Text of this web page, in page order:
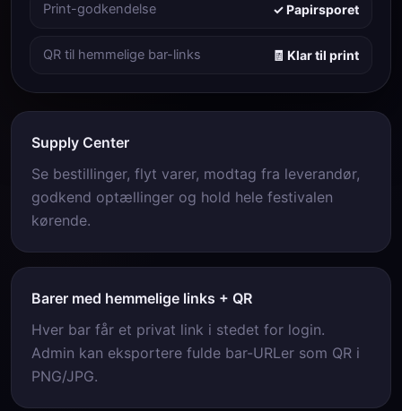
Print-godkendelse ✓ Papirsporet
QR til hemmelige bar-links 🧾 Klar til print
Supply Center
Se bestillinger, flyt varer, modtag fra leverandør,
godkend optællinger og hold hele festivalen
kørende.
Barer med hemmelige links + QR
Hver bar får et privat link i stedet for login.
Admin kan eksportere fulde bar-URLer som QR i
PNG/JPG.